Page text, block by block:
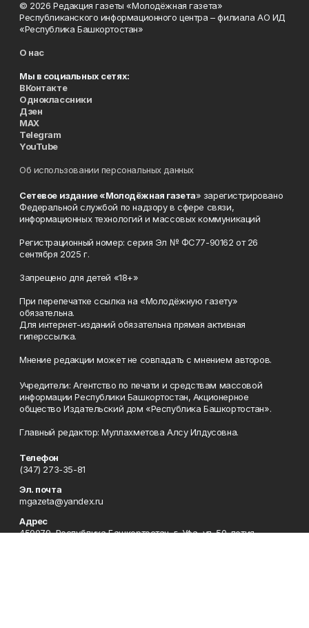
© 2026 Редакция газеты «Молодёжная газета»
Республиканского информационного центра – филиала АО ИД
«Республика Башкортостан»
О нас
Мы в социальных сетях:
ВКонтакте
Одноклассники
Дзен
MAX
Telegram
YouTube
Об использовании персональных данных
Сетевое издание «Молодёжная газета» зарегистрировано
Федеральной службой по надзору в сфере связи,
информационных технологий и массовых коммуникаций
Регистрационный номер: серия Эл № ФС77-90162 от 26
сентября 2025 г.
Запрещено для детей «18+»
При перепечатке ссылка на «Молодёжную газету»
обязательна.
Для интернет-изданий обязательна прямая активная
гиперссылка.
Мнение редакции может не совпадать с мнением авторов.
Учредители: Агентство по печати и средствам массовой
информации Республики Башкортостан, Акционерное
общество Издательский дом «Республика Башкортостан».
Главный редактор: Муллахметова Алсу Илдусовна.
Телефон
(347) 273-35-81
Эл. почта
mgazeta@yandex.ru
Адрес
450079, Республика Башкортостан, г. Уфа, ул. 50-летия